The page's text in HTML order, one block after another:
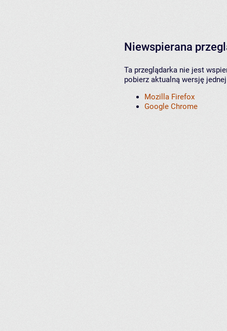
Niewspierana
Ta przeglądarka nie jest
pobierz aktualną wersję
Mozilla Firefox
Google Chrome